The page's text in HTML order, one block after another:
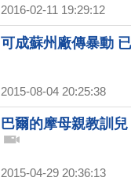
2016-02-11 19:29:12
可成蘇州廠傳暴動
2015-08-04 20:25:38
巴爾的摩母親教訓
2015-04-29 20:36:13